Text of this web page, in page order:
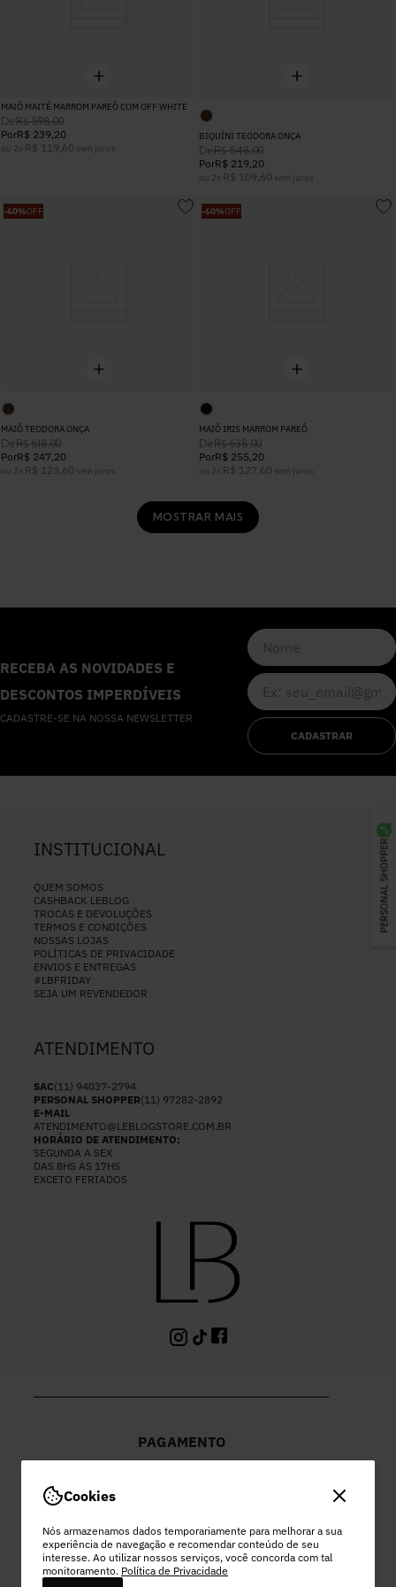
Cookies
Nós armazenamos dados temporariamente para melhorar a sua
experiência de navegação e recomendar conteúdo de seu
interesse. Ao utilizar nossos serviços, você concorda com tal
monitoramento. Política de Privacidade
PERSONAL SHOPPER
MAIÔ MAITÊ MARROM PAREÔ COM OFF WHITE
DeR$ 598,00
PorR$ 239,20
ou 2 x R$ 119,60 sem juros
BIQUÍNI TEODORA ONÇA
DeR$ 548,00
PorR$ 219,20
ou 2 x R$ 109,60 sem juros
-60%OFF
MAIÔ TEODORA ONÇA
DeR$ 618,00
PorR$ 247,20
ou 2 x R$ 123,60 sem juros
-60%OFF
MAIÔ IRIS MARROM PAREÔ
DeR$ 638,00
PorR$ 255,20
ou 2 x R$ 127,60 sem juros
MOSTRAR MAIS
RECEBA AS NOVIDADES E
DESCONTOS IMPERDÍVEIS
CADASTRE-SE NA NOSSA NEWSLETTER
CADASTRAR
INSTITUCIONAL
QUEM SOMOS
CASHBACK LEBLOG
TROCAS E DEVOLUÇÕES
TERMOS E CONDIÇÕES
NOSSAS LOJAS
POLÍTICAS DE PRIVACIDADE
ENVIOS E ENTREGAS
#LBFRIDAY
SEJA UM REVENDEDOR
ATENDIMENTO
SAC(11) 94037-2794
PERSONAL SHOPPER(11) 97282-2892
E-MAIL
ATENDIMENTO@LEBLOGSTORE.COM.BR
HORÁRIO DE ATENDIMENTO:
SEGUNDA A SEX
DAS 8HS ÀS 17HS
EXCETO FERIADOS
PAGAMENTO
PEC COMERCIO DO VESTUARIO LTDA
48.978.532/0003-96 | EST MUNICIPAL VEREADOR LAMARTINE